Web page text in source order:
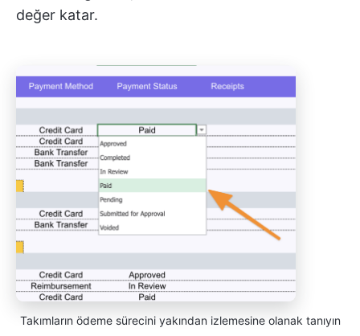
değer katar.
Takımların ödeme sürecini yakından izlemesine olanak tanıyın